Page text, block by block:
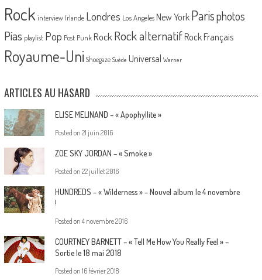
Rock interview Irlande Londres Los Angeles New York Parisphotos
Pias playlist Pop Post Punk Rock Rock alternatif Rock Français
Royaume-Uni Shoegaze Suède Universal Warner
ARTICLES AU HASARD
ELISE MELINAND – « Apophyllite »
Posted on 21 juin 2016
ZOE SKY JORDAN – « Smoke »
Posted on 22 juillet 2016
HUNDREDS – « Wilderness » – Nouvel album le 4 novembre
!
Posted on 4 novembre 2016
COURTNEY BARNETT – « Tell Me How You Really Feel » –
Sortie le 18 mai 2018
Posted on 16 février 2018